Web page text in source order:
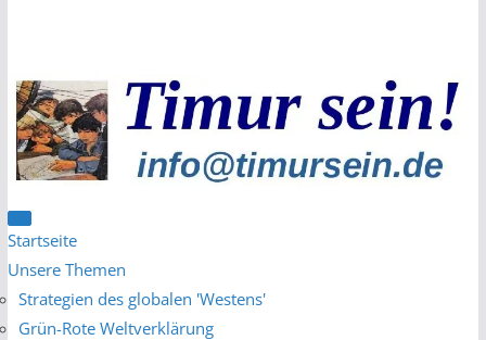
Startseite
Unsere Themen
Strategien des globalen 'Westens'
Grün-Rote Weltverklärung